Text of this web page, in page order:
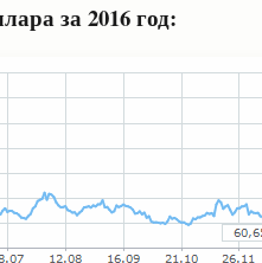
за 2016 год: